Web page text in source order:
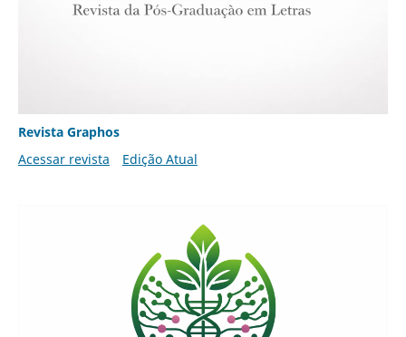
Revista Graphos
Acessar revista
Edição Atual